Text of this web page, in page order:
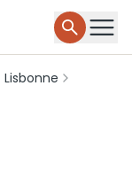
Lisbonne